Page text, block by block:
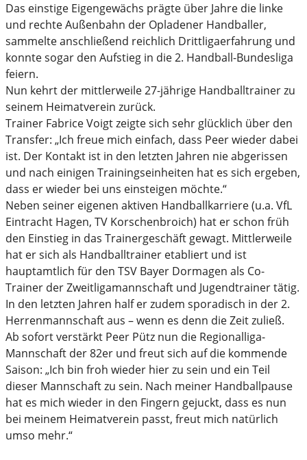
Das einstige Eigengewächs prägte über Jahre die linke
und rechte Außenbahn der Opladener Handballer,
sammelte anschließend reichlich Drittligaerfahrung und
konnte sogar den Aufstieg in die 2. Handball-Bundesliga
feiern.
Nun kehrt der mittlerweile 27-jährige Handballtrainer zu
seinem Heimatverein zurück.
Trainer Fabrice Voigt zeigte sich sehr glücklich über den
Transfer: „Ich freue mich einfach, dass Peer wieder dabei
ist. Der Kontakt ist in den letzten Jahren nie abgerissen
und nach einigen Trainingseinheiten hat es sich ergeben,
dass er wieder bei uns einsteigen möchte.“
Neben seiner eigenen aktiven Handballkarriere (u.a. VfL
Eintracht Hagen, TV Korschenbroich) hat er schon früh
den Einstieg in das Trainergeschäft gewagt. Mittlerweile
hat er sich als Handballtrainer etabliert und ist
hauptamtlich für den TSV Bayer Dormagen als Co-
Trainer der Zweitligamannschaft und Jugendtrainer tätig.
In den letzten Jahren half er zudem sporadisch in der 2.
Herrenmannschaft aus – wenn es denn die Zeit zuließ.
Ab sofort verstärkt Peer Pütz nun die Regionalliga-
Mannschaft der 82er und freut sich auf die kommende
Saison: „Ich bin froh wieder hier zu sein und ein Teil
dieser Mannschaft zu sein. Nach meiner Handballpause
hat es mich wieder in den Fingern gejuckt, dass es nun
bei meinem Heimatverein passt, freut mich natürlich
umso mehr.“